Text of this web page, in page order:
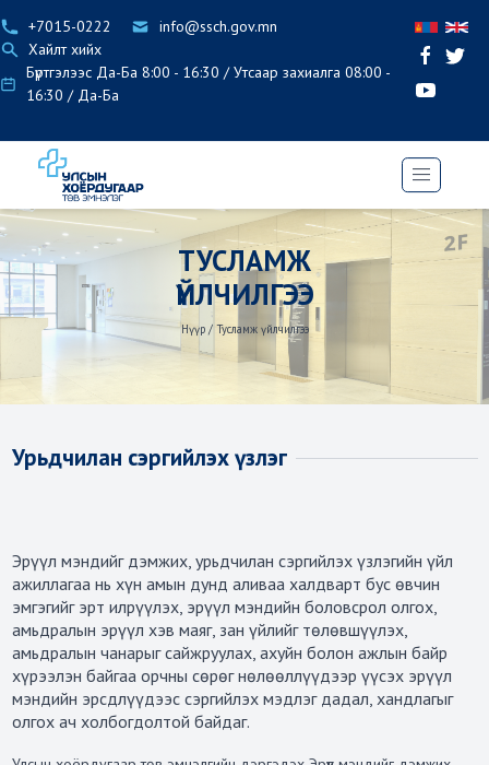
+7015-0222
info@ssch.gov.mn
Хайлт хийх
Бүртгэлээс Да-Ба 8:00 - 16:30 / Утсаар захиалга 08:00 -
16:30 / Да-Ба
ТУСЛАМЖ
ҮЙЛЧИЛГЭЭ
Нүүр / Тусламж үйлчилгээ
Урьдчилан сэргийлэх үзлэг
Эрүүл мэндийг дэмжих, урьдчилан сэргийлэх үзлэгийн үйл
ажиллагаа нь хүн амын дунд аливаа халдварт бус өвчин
эмгэгийг эрт илрүүлэх, эрүүл мэндийн боловсрол олгох,
амьдралын эрүүл хэв маяг, зан үйлийг төлөвшүүлэх,
амьдралын чанарыг сайжруулах, ахуйн болон ажлын байр
хүрээлэн байгаа орчны сөрөг нөлөөллүүдээр үүсэх эрүүл
мэндийн эрсдлүүдээс сэргийлэх мэдлэг дадал, хандлагыг
олгох ач холбогдолтой байдаг.